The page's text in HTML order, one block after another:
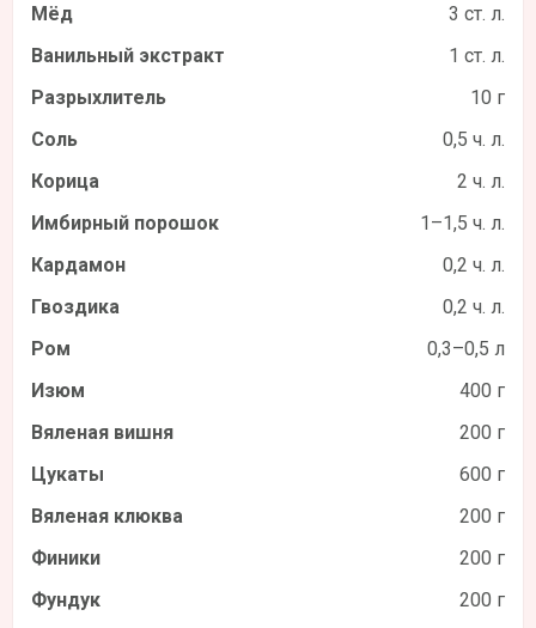
Мёд
3 ст. л.
Ванильный экстракт
1 ст. л.
Разрыхлитель
10 г
Соль
0,5 ч. л.
Корица
2 ч. л.
Имбирный порошок
1–1,5 ч. л.
Кардамон
0,2 ч. л.
Гвоздика
0,2 ч. л.
Ром
0,3–0,5 л
Изюм
400 г
Вяленая вишня
200 г
Цукаты
600 г
Вяленая клюква
200 г
Финики
200 г
Фундук
200 г